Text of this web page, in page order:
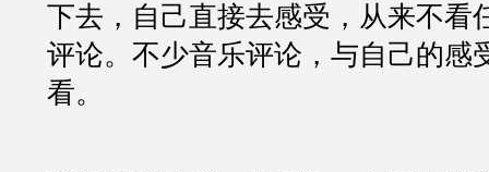
下去，自己直接去感受，从来不看
评论。不少音乐评论，与自己的感
看。